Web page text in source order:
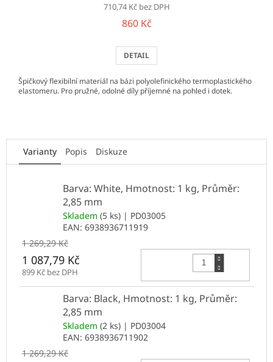
710,74 Kč bez DPH
860 Kč
DETAIL
Špičkový flexibilní materiál na bázi polyolefinického termoplastického
elastomeru. Pro pružné, odolné díly příjemné na pohled i dotek.
Varianty Popis Diskuze
Barva: White, Hmotnost: 1 kg, Průměr:
2,85 mm
Skladem (5 ks) | PD03005
EAN: 6938936711919
1 269,29 Kč
1 087,79 Kč
899 Kč bez DPH
Barva: Black, Hmotnost: 1 kg, Průměr:
2,85 mm
Skladem (2 ks) | PD03004
EAN: 6938936711902
1 269,29 Kč